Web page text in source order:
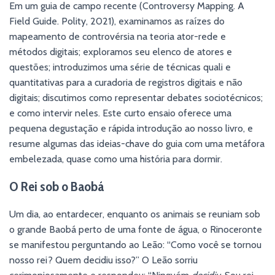
Em um guia de campo recente (Controversy Mapping. A
Field Guide. Polity, 2021), examinamos as raízes do
mapeamento de controvérsia na teoria ator-rede e
métodos digitais; exploramos seu elenco de atores e
questões; introduzimos uma série de técnicas quali e
quantitativas para a curadoria de registros digitais e não
digitais; discutimos como representar debates sociotécnicos;
e como intervir neles. Este curto ensaio oferece uma
pequena degustação e rápida introdução ao nosso livro, e
resume algumas das ideias-chave do guia com uma metáfora
embelezada, quase como uma história para dormir.
O Rei sob o Baobá
Um dia, ao entardecer, enquanto os animais se reuniam sob
o grande Baobá perto de uma fonte de água, o Rinoceronte
se manifestou perguntando ao Leão: “Como você se tornou
nosso rei? Quem decidiu isso?” O Leão sorriu